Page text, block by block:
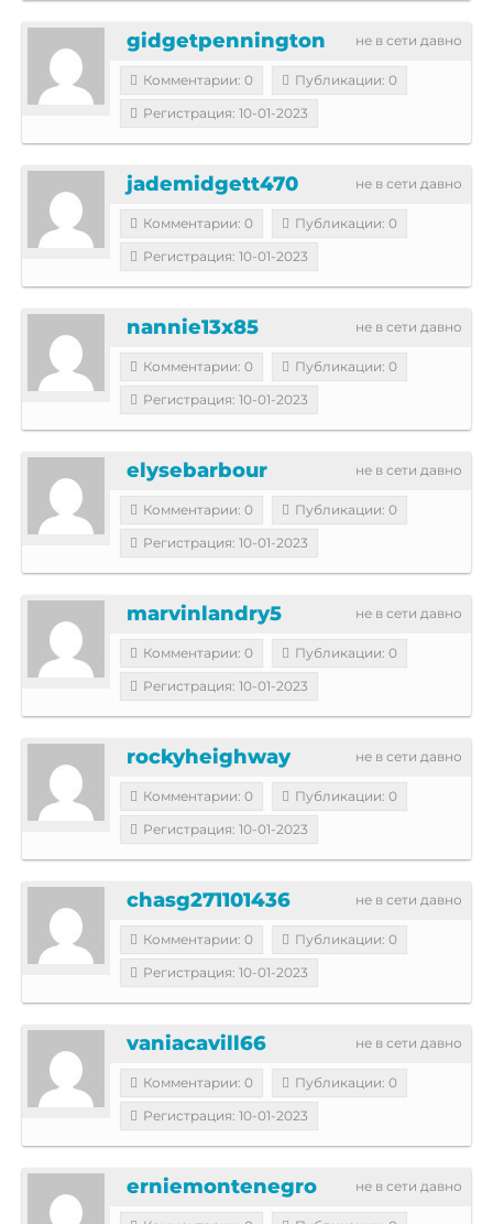
не в сети давно
gidgetpennington
Комментарии: 0
Публикации: 0
Регистрация: 10-01-2023
не в сети давно
jademidgett470
Комментарии: 0
Публикации: 0
Регистрация: 10-01-2023
не в сети давно
nannie13x85
Комментарии: 0
Публикации: 0
Регистрация: 10-01-2023
не в сети давно
elysebarbour
Комментарии: 0
Публикации: 0
Регистрация: 10-01-2023
не в сети давно
marvinlandry5
Комментарии: 0
Публикации: 0
Регистрация: 10-01-2023
не в сети давно
rockyheighway
Комментарии: 0
Публикации: 0
Регистрация: 10-01-2023
не в сети давно
chasg271101436
Комментарии: 0
Публикации: 0
Регистрация: 10-01-2023
не в сети давно
vaniacavill66
Комментарии: 0
Публикации: 0
Регистрация: 10-01-2023
не в сети давно
erniemontenegro